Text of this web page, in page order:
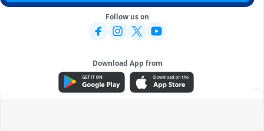
Follow us on
Download App from
ADVERTISEMENT